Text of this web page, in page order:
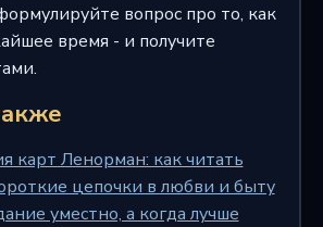
вопрос про то, как
время - и получите
карт Ленорман: как читать
цепочки в любви и быту
уместно, а когда лучше